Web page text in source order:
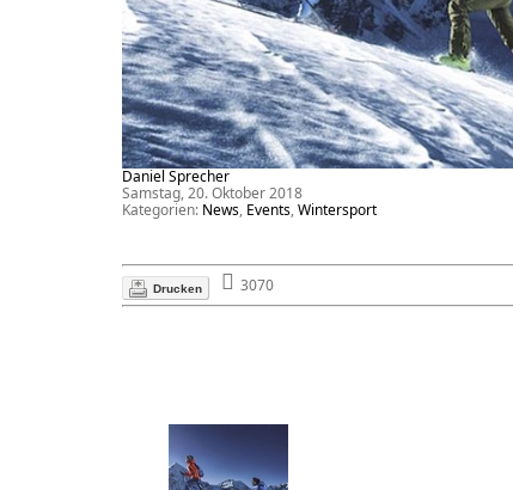
Daniel Sprecher
Samstag, 20. Oktober 2018
Kategorien: News, Events,Wintersport
Drucken 3070